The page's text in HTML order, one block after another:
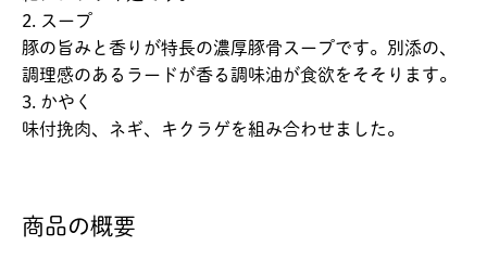
2. スープ
豚の旨みと香りが特長の濃厚豚骨スープです。別添の、
調理感のあるラードが香る調味油が食欲をそそります。
3. かやく
味付挽肉、ネギ、キクラゲを組み合わせました。
商品の概要